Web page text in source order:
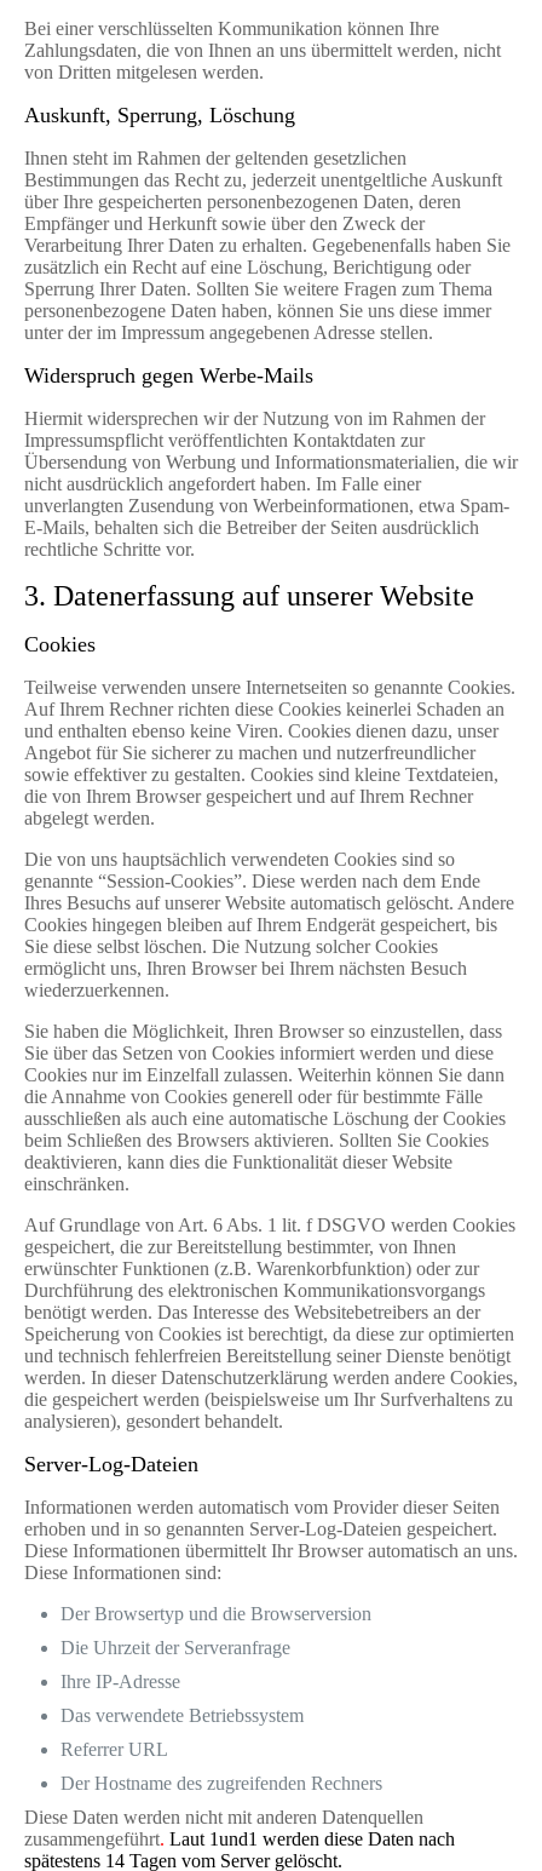
Bei einer verschlüsselten Kommunikation können Ihre
Zahlungsdaten, die von Ihnen an uns übermittelt werden, nicht
von Dritten mitgelesen werden.
Auskunft, Sperrung, Löschung
Ihnen steht im Rahmen der geltenden gesetzlichen
Bestimmungen das Recht zu, jederzeit unentgeltliche Auskunft
über Ihre gespeicherten personenbezogenen Daten, deren
Empfänger und Herkunft sowie über den Zweck der
Verarbeitung Ihrer Daten zu erhalten. Gegebenenfalls haben Sie
zusätzlich ein Recht auf eine Löschung, Berichtigung oder
Sperrung Ihrer Daten. Sollten Sie weitere Fragen zum Thema
personenbezogene Daten haben, können Sie uns diese immer
unter der im Impressum angegebenen Adresse stellen.
Widerspruch gegen Werbe-Mails
Hiermit widersprechen wir der Nutzung von im Rahmen der
Impressumspflicht veröffentlichten Kontaktdaten zur
Übersendung von Werbung und Informationsmaterialien, die wir
nicht ausdrücklich angefordert haben. Im Falle einer
unverlangten Zusendung von Werbeinformationen, etwa Spam-
E-Mails, behalten sich die Betreiber der Seiten ausdrücklich
rechtliche Schritte vor.
3. Datenerfassung auf unserer Website
Cookies
Teilweise verwenden unsere Internetseiten so genannte Cookies.
Auf Ihrem Rechner richten diese Cookies keinerlei Schaden an
und enthalten ebenso keine Viren. Cookies dienen dazu, unser
Angebot für Sie sicherer zu machen und nutzerfreundlicher
sowie effektiver zu gestalten. Cookies sind kleine Textdateien,
die von Ihrem Browser gespeichert und auf Ihrem Rechner
abgelegt werden.
Die von uns hauptsächlich verwendeten Cookies sind so
genannte “Session-Cookies”. Diese werden nach dem Ende
Ihres Besuchs auf unserer Website automatisch gelöscht. Andere
Cookies hingegen bleiben auf Ihrem Endgerät gespeichert, bis
Sie diese selbst löschen. Die Nutzung solcher Cookies
ermöglicht uns, Ihren Browser bei Ihrem nächsten Besuch
wiederzuerkennen.
Sie haben die Möglichkeit, Ihren Browser so einzustellen, dass
Sie über das Setzen von Cookies informiert werden und diese
Cookies nur im Einzelfall zulassen. Weiterhin können Sie dann
die Annahme von Cookies generell oder für bestimmte Fälle
ausschließen als auch eine automatische Löschung der Cookies
beim Schließen des Browsers aktivieren. Sollten Sie Cookies
deaktivieren, kann dies die Funktionalität dieser Website
einschränken.
Auf Grundlage von Art. 6 Abs. 1 lit. f DSGVO werden Cookies
gespeichert, die zur Bereitstellung bestimmter, von Ihnen
erwünschter Funktionen (z.B. Warenkorbfunktion) oder zur
Durchführung des elektronischen Kommunikationsvorgangs
benötigt werden. Das Interesse des Websitebetreibers an der
Speicherung von Cookies ist berechtigt, da diese zur optimierten
und technisch fehlerfreien Bereitstellung seiner Dienste benötigt
werden. In dieser Datenschutzerklärung werden andere Cookies,
die gespeichert werden (beispielsweise um Ihr Surfverhaltens zu
analysieren), gesondert behandelt.
Server-Log-Dateien
Informationen werden automatisch vom Provider dieser Seiten
erhoben und in so genannten Server-Log-Dateien gespeichert.
Diese Informationen übermittelt Ihr Browser automatisch an uns.
Diese Informationen sind:
Der Browsertyp und die Browserversion
Die Uhrzeit der Serveranfrage
Ihre IP-Adresse
Das verwendete Betriebssystem
Referrer URL
Der Hostname des zugreifenden Rechners
Diese Daten werden nicht mit anderen Datenquellen
zusammengeführt. Laut 1und1 werden diese Daten nach
spätestens 14 Tagen vom Server gelöscht.